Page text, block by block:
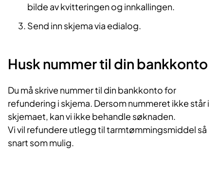
bilde av kvitteringen og innkallingen.
Send inn skjema via edialog.
Husk nummer til din bankkonto
Du må skrive nummer til din bankkonto for
refundering i skjema. Dersom nummeret ikke står i
skjemaet, kan vi ikke behandle søknaden.
Vi vil refundere utlegg til tarmtømmingsmiddel så
snart som mulig.